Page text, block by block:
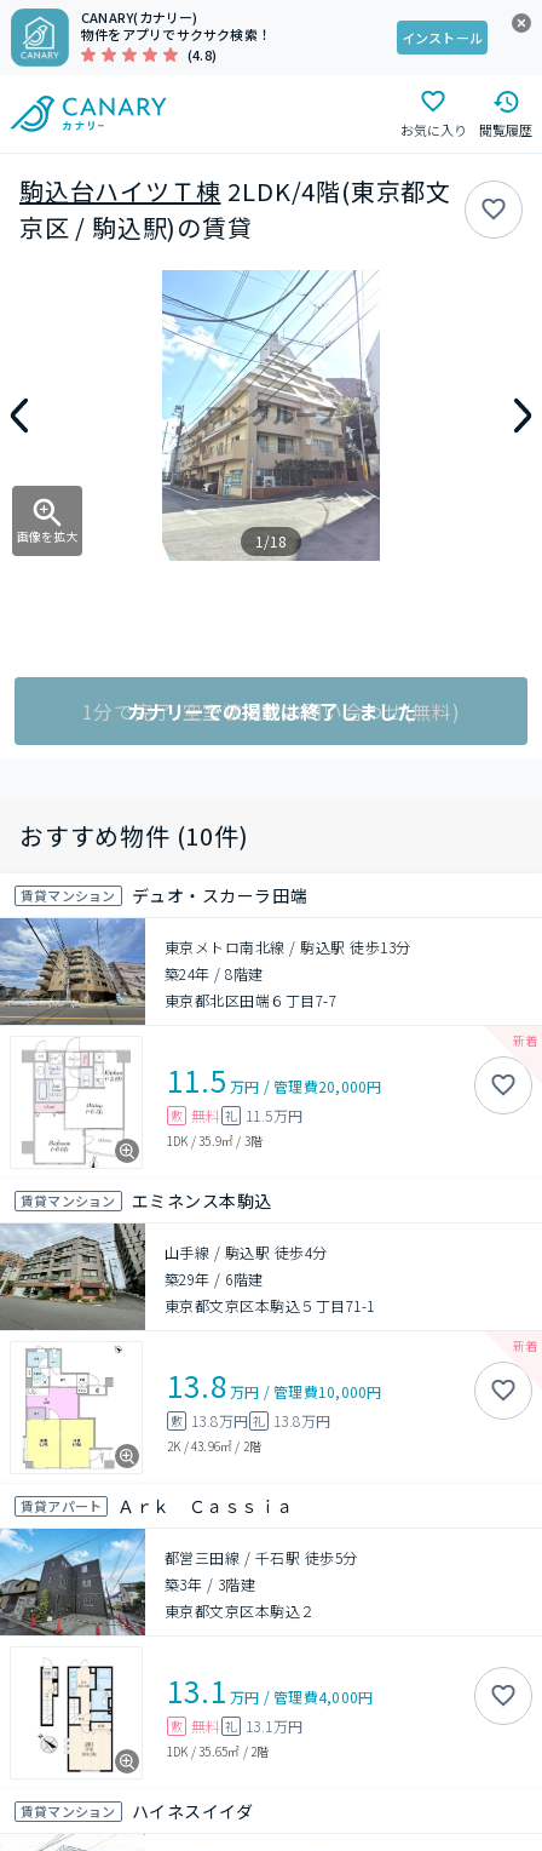
CANARY(カナリー)
物件をアプリでサクサク検索！
(4.8)
インストール
お気に入り 閲覧履歴
駒込台ハイツＴ棟 2LDK/4階(東京都文
京区 / 駒込駅)の賃貸
画像を拡大 1/18
1分で完了!空室状況をお問い合わせ(無料)
カナリーでの掲載は終了しました
おすすめ物件 (10件)
賃貸マンション デュオ・スカーラ田端
東京メトロ南北線 / 駒込駅 徒歩13分
築24年 /8階建
東京都北区田端６丁目7-7
11.5 万円 /管理費20,000円
敷 無料 礼 11.5万円
1DK /35.9㎡ / 3階
賃貸マンション エミネンス本駒込
山手線 / 駒込駅 徒歩4分
築29年 / 6階建
東京都文京区本駒込５丁目71-1
13.8万円 /管理費10,000円
敷 13.8万円 礼 13.8万円
2K /43.96㎡ / 2階
賃貸アパート Ａｒｋ Ｃａｓｓｉａ
都営三田線 / 千石駅 徒歩5分
築3年 / 3階建
東京都文京区本駒込２
13.1 万円 /管理費4,000円
敷 無料 礼 13.1万円
1DK /35.65㎡ / 2階
賃貸マンション ハイネスイイダ